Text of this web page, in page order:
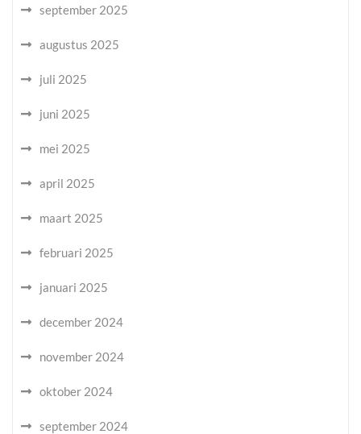
september 2025
augustus 2025
juli 2025
juni 2025
mei 2025
april 2025
maart 2025
februari 2025
januari 2025
december 2024
november 2024
oktober 2024
september 2024